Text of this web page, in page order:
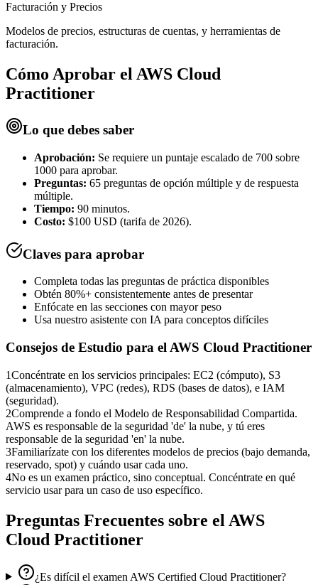
Facturación y Precios
Modelos de precios, estructuras de cuentas, y herramientas de
facturación.
Cómo Aprobar elAWS Cloud
Practitioner
Lo que debes saber
Aprobación: Se requiere un puntaje escalado de 700 sobre
1000 para aprobar.
Preguntas: 65 preguntas de opción múltiple y de respuesta
múltiple.
Tiempo: 90 minutos.
Costo: $100 USD (tarifa de 2026).
Claves para aprobar
Completa todas las preguntas de práctica disponibles
Obtén 80%+ consistentemente antes de presentar
Enfócate en las secciones con mayor peso
Usa nuestro asistente con IA para conceptos difíciles
Consejos de Estudio para el AWS Cloud Practitioner
1Concéntrate en los servicios principales: EC2 (cómputo), S3
(almacenamiento), VPC (redes), RDS (bases de datos), e IAM
(seguridad).
2Comprende a fondo el Modelo de Responsabilidad Compartida.
AWS es responsable de la seguridad 'de' la nube, y tú eres
responsable de la seguridad 'en' la nube.
3Familiarízate con los diferentes modelos de precios (bajo demanda,
reservado, spot) y cuándo usar cada uno.
4No es un examen práctico, sino conceptual. Concéntrate en qué
servicio usar para un caso de uso específico.
Preguntas Frecuentes sobre el AWS
Cloud Practitioner
¿Es difícil el examen AWS Certified Cloud Practitioner?